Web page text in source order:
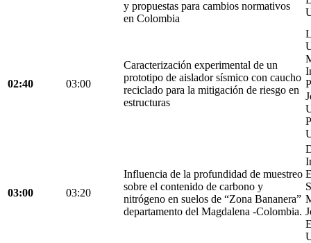
y propuestas para cambios normativos
en Colombia
02:40 03:00
Caracterización experimental de un
prototipo de aislador sísmico con caucho
reciclado para la mitigación de riesgo en
estructuras
03:00 03:20
Influencia de la profundidad de muestreo
sobre el contenido de carbono y
nitrógeno en suelos de “Zona Bananera”
departamento del Magdalena -Colombia.